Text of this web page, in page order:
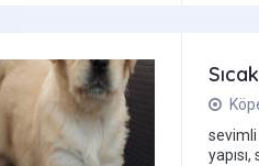
sevimli
yapısı,